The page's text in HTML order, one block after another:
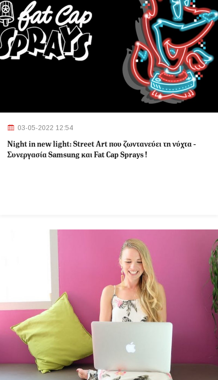
03-05-2022 12:54
Night in new light: Street Art που ζωντανεύει τη νύχτα -
Συνεργασία Samsung και Fat Cap Sprays !